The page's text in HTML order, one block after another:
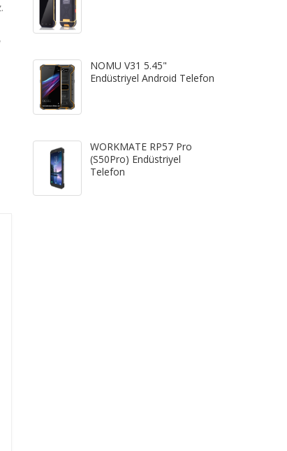
NOMU V31 5.45"
Endüstriyel Android Telefon
WORKMATE RP57 Pro
(S50Pro) Endüstriyel
Telefon